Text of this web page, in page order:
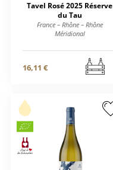
Tavel Rosé 2025 Réserve
du Tau
France – Rhône – Rhône
Méridional
16,11 €